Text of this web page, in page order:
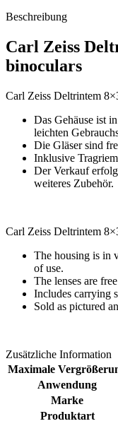
Beschreibung
Carl Zeiss
binoculars
Carl Zeiss Deltrintem
Das Gehäuse ist
leichten
Die Gläser sind
Inklusive
Der Verkauf
weiteres Zubehör.
Carl Zeiss Deltrintem
The housing is in
of use.
The lenses are
Includes carrying
Sold as pictured
Zusätzliche Information
Maximale
Anwendung
Marke
Produktart